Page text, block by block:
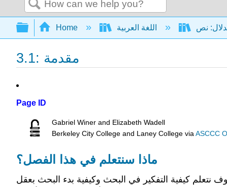
Search
Expand/collapse global hierarchy
Home
3.1: مقدمة
Page ID
Gabriel Winer and Elizabeth Wadell
Berkeley City College and Laney College viaASCCC
ماذا سنتعلم في هذا الفصل؟
كيفية التفكير في البحث وكيفية بدء البحث بعقل